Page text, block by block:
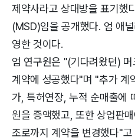
제약사라고 상대방을 표기했
(MSD)임을 공개했다. 엄 애
영한 것이다.
엄 연구원은 "(기다려왔던)
계약에 성공했다"며 "추가 계
가, 특허연장, 누적 순매출에
원을 증액했고, 또한 상업판
조로까지 계약을 변경했다"고